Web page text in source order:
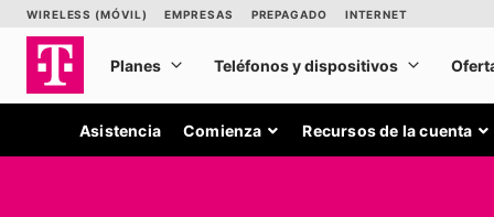
Asistencia Comienza Recursos de la cuenta